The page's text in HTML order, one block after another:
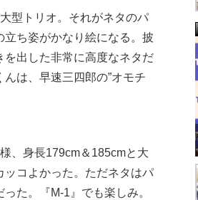
型トリオ。それがネタのパ
ち姿がかなり絵になる。披
出した非常に高度なネタだ
は、早速三四郎の”オモチ
、身長179cm＆185cmと大
コよかった。ただネタはパ
た。『M-1』でも楽しみ。